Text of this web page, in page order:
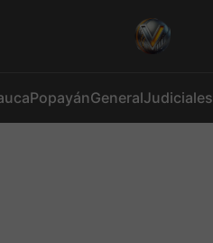
PopayánGeneralJudiciales